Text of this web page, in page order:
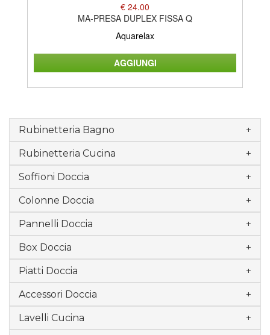
€ 24.00
MA-PRESA DUPLEX FISSA Q
Aquarelax
Rubinetteria Bagno
Rubinetteria Cucina
Soffioni Doccia
Colonne Doccia
Pannelli Doccia
Box Doccia
Piatti Doccia
Accessori Doccia
Lavelli Cucina